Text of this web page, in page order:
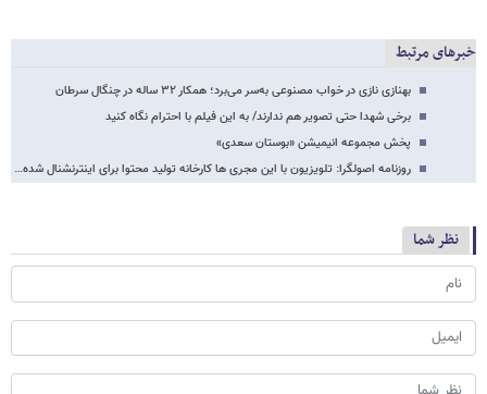
خبرهای مرتبط
بهنازی نازی در خواب مصنوعی به‌سر می‌برد؛ همکار ۳۲ ساله در چنگال سرطان
برخی شهدا حتی تصویر هم ندارند/ به این فیلم با احترام نگاه کنید
پخش مجموعه انیمیشن «بوستان سعدی»
روزنامه اصولگرا: تلویزیون با این مجری ها کارخانه تولید محتوا برای اینترنشنال شده…
نظر شما